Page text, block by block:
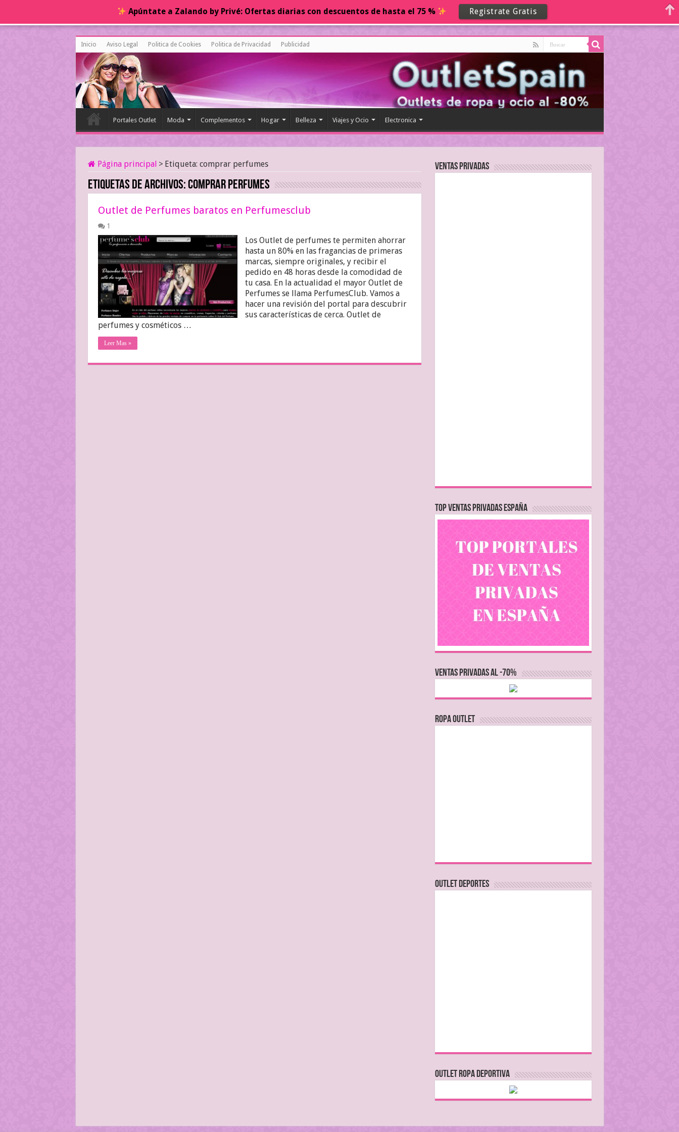
Inicio Aviso Legal Politica de Cookies Politica de Privacidad Publicidad
Portales Outlet Moda Complementos Hogar Belleza Viajes y Ocio Electronica
Página principal > Etiqueta: comprar perfumes
Etiquetas de archivos:comprar perfumes
Outlet de Perfumes baratos en Perfumesclub
1
Los Outlet de perfumes te permiten ahorrar
hasta un 80% en las fragancias de primeras
marcas, siempre originales, y recibir el
pedido en 48 horas desde la comodidad de
tu casa. En la actualidad el mayor Outlet de
Perfumes se llama PerfumesClub. Vamos a
hacer una revisión del portal para descubrir
sus características de cerca. Outlet de
perfumes y cosméticos …
Leer Mas »
Ventas Privadas
TOP VENTAS PRIVADAS ESPAÑA
VENTAS PRIVADAS AL -70%
Ropa Outlet
OUTLET DEPORTES
OUTLET ROPA DEPORTIVA
Apúntate a Zalando by Privé: Ofertas diarias con descuentos de hasta el 75 % Registrate Gratis